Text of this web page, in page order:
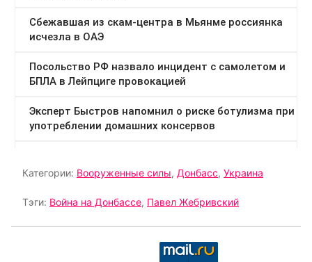
Категории: Вооруженные силы, Донбасс, Украина
Тэги: Война на Донбассе, Павел Жебривский